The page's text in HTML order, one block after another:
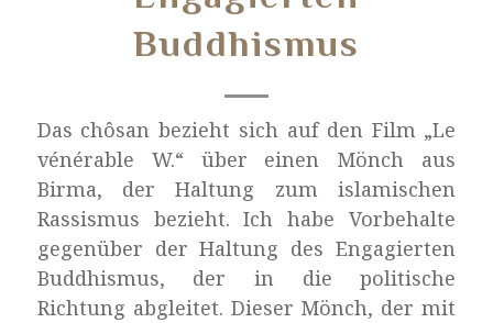
Buddhismus
Das chôsan bezieht sich auf den Film „Le
vénérable W.“ über einen Mönch aus
Birma, der Haltung zum islamischen
Rassismus bezieht. Ich habe Vorbehalte
gegenüber der Haltung des Engagierten
Buddhismus, der in die politische
Richtung abgleitet. Dieser Mönch, der mit